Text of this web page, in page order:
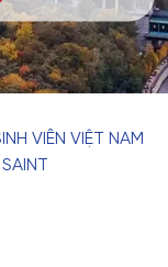
VIÊN VIỆT NAM